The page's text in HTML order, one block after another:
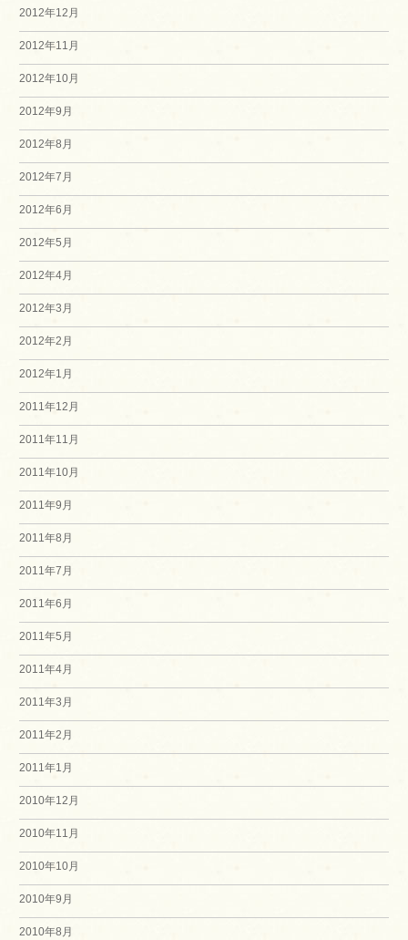
2012年12月
2012年11月
2012年10月
2012年9月
2012年8月
2012年7月
2012年6月
2012年5月
2012年4月
2012年3月
2012年2月
2012年1月
2011年12月
2011年11月
2011年10月
2011年9月
2011年8月
2011年7月
2011年6月
2011年5月
2011年4月
2011年3月
2011年2月
2011年1月
2010年12月
2010年11月
2010年10月
2010年9月
2010年8月